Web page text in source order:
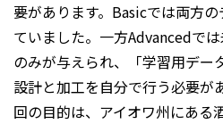
要があります。Basicでは両方
ていました。一方Advancedで
のみが与えられ、「学習用デー
設計と加工を自分で行う必要が
回の目的は、アイオワ州にある